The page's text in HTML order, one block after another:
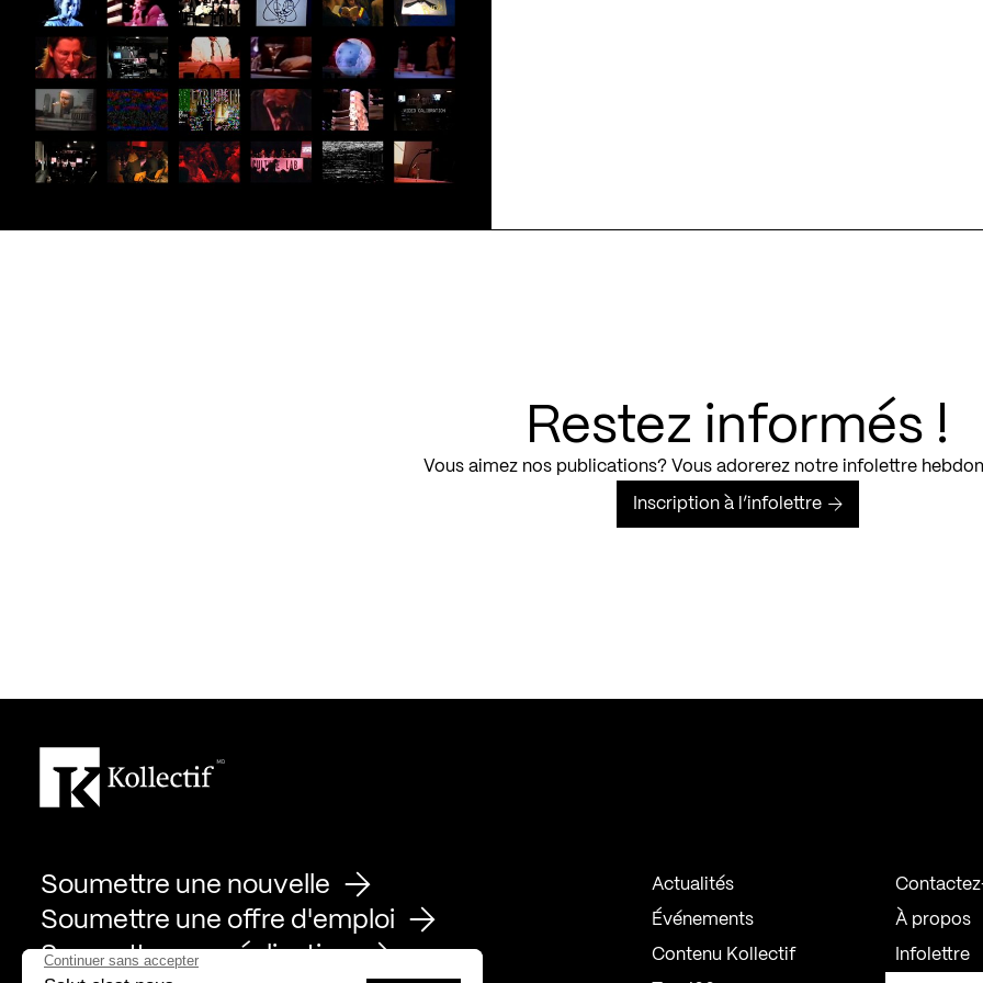
Restez informés !
Vous aimez nos publications? Vous adorerez notre infolettre
Inscription à l’infolettre
Soumettre une nouvelle
Soumettre une offre d'emploi
Soumettre une réalisation
Actualités
Événements
Contenu Kollectif
À propos
Infolettre